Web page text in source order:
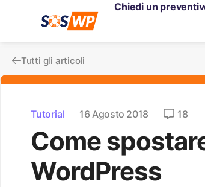
Chiedi un
Tutti gli articoli
Tutorial 16 Agosto 2018 18
Come
WordPress